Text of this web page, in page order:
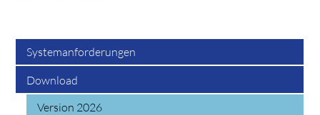
Systemanforderungen
Download
Version 2026